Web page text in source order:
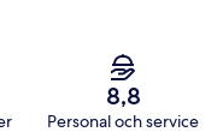
8,8
Personal och service